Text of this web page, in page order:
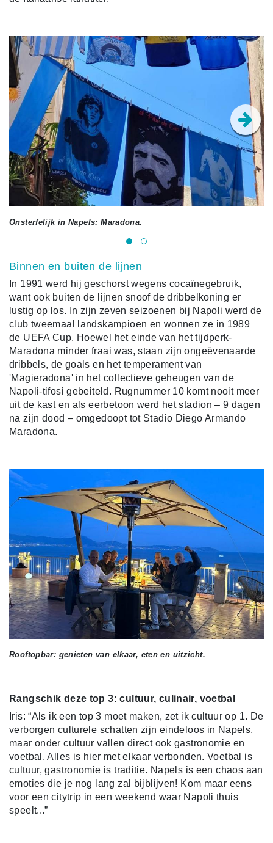
Onsterfelijk in Napels: Maradona.
Binnen en buiten de lijnen
In 1991 werd hij geschorst wegens cocaïnegebruik,
want ook buiten de lijnen snoof de dribbelkoning er
lustig op los. In zijn zeven seizoenen bij Napoli werd de
club tweemaal landskampioen en wonnen ze in 1989
de UEFA Cup. Hoewel het einde van het tijdperk-
Maradona minder fraai was, staan zijn ongeëvenaarde
dribbels, de goals en het temperament van
'Magieradona' in het collectieve geheugen van de
Napoli-tifosi gebeiteld. Rugnummer 10 komt nooit meer
uit de kast en als eerbetoon werd het stadion – 9 dagen
na zijn dood – omgedoopt tot Stadio Diego Armando
Maradona.
Rooftopbar: genieten van elkaar, eten en uitzicht.
Rangschik deze top 3: cultuur, culinair, voetbal
Iris: “Als ik een top 3 moet maken, zet ik cultuur op 1. De
verborgen culturele schatten zijn eindeloos in Napels,
maar onder cultuur vallen direct ook gastronomie en
voetbal. Alles is hier met elkaar verbonden. Voetbal is
cultuur, gastronomie is traditie. Napels is een chaos aan
emoties die je nog lang zal bijblijven! Kom maar eens
voor een citytrip in een weekend waar Napoli thuis
speelt...”